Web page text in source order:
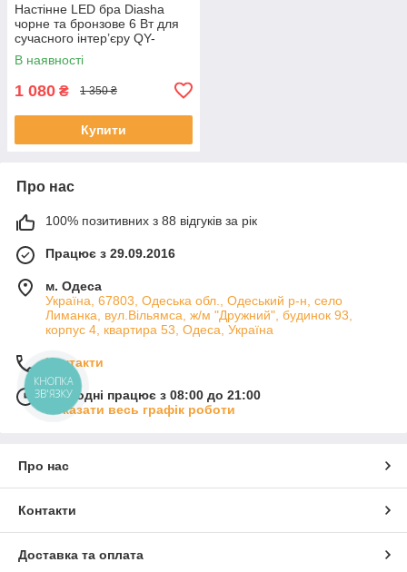
Настінне LED бра Diasha
чорне та бронзове 6 Вт для
сучасного інтер’єру QY-
W2012 B+YB
В наявності
1 080 ₴ 1 350 ₴
Купити
Про нас
100% позитивних з 88 відгуків за рік
Працює з 29.09.2016
м. Одеса
Україна, 67803, Одеська обл., Одеський р-н, село
Лиманка, вул.Вільямса, ж/м "Дружний", будинок 93,
корпус 4, квартира 53, Одеса, Україна
Контакти
Сьогодні працює з 08:00 до 21:00
Показати весь графік роботи
Про нас
Контакти
Доставка та оплата
КНОПКА
ЗВ'ЯЗКУ